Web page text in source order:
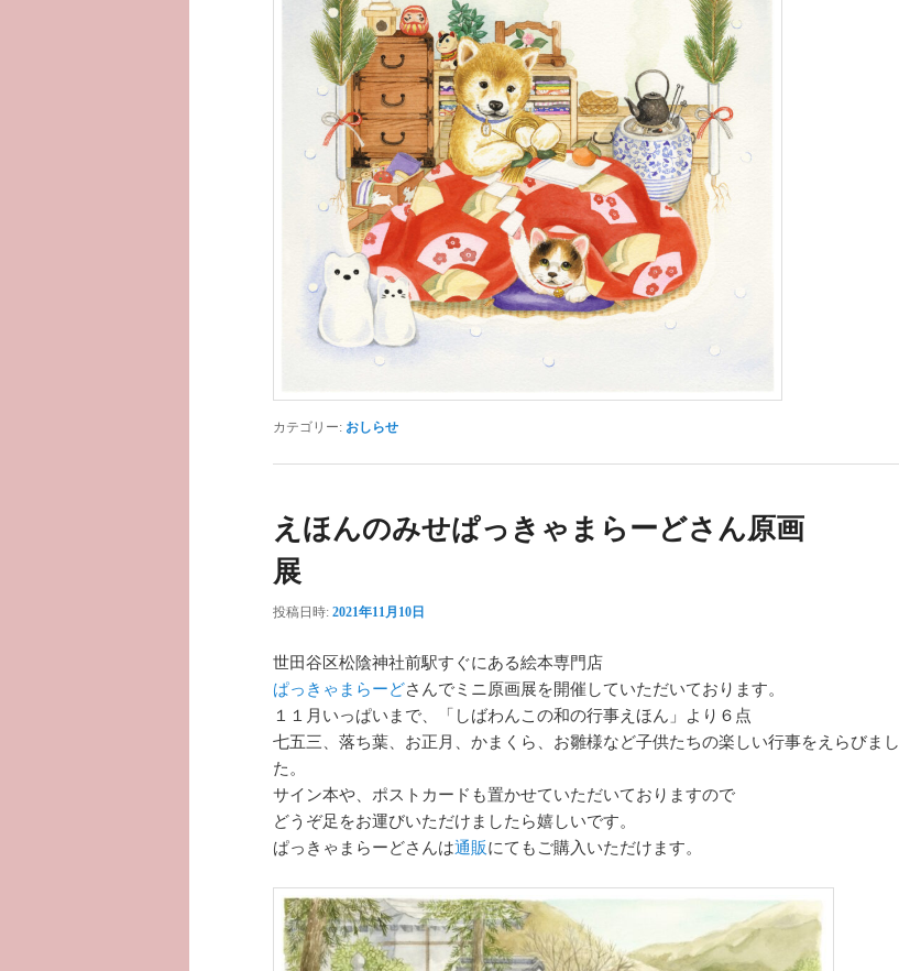
カテゴリー: おしらせ
えほんのみせぱっきゃまらーどさん原画
展
投稿日時: 2021年11月10日
世田谷区松陰神社前駅すぐにある絵本専門店
ぱっきゃまらーどさんでミニ原画展を開催していただいております。
１１月いっぱいまで、「しばわんこの和の行事えほん」より６点
七五三、落ち葉、お正月、かまくら、お雛様など子供たちの楽しい行事をえらびまし
た。
サイン本や、ポストカードも置かせていただいておりますので
どうぞ足をお運びいただけましたら嬉しいです。
ぱっきゃまらーどさんは通販にてもご購入いただけます。